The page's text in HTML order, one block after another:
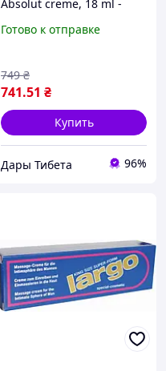
Absolut creme, 18 ml -
чувствительность и
Готово к отправке
741.51 ₴
749 ₴
Купить
Дары Тибета 96%